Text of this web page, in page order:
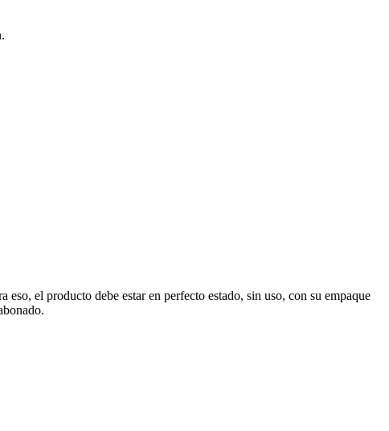
el producto debe estar en perfecto estado, sin uso, con su empaque